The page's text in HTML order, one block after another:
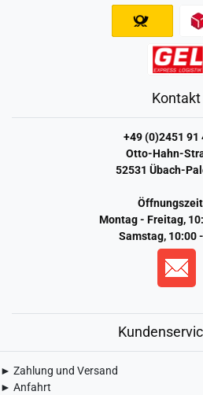
Kontakt
+49 (0)2451 91
Otto-Hahn-
52531 Übach-
Montag - Freitag,
Samstag, 10:00
► Zahlung und Versand
► Anfahrt